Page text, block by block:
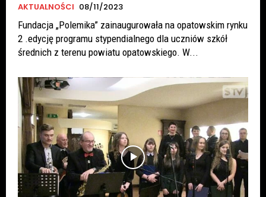
AKTUALNOŚCI 08/11/2023
Fundacja „Polemika” zainaugurowała na opatowskim rynku
2 .edycję programu stypendialnego dla uczniów szkół
średnich z terenu powiatu opatowskiego. W...